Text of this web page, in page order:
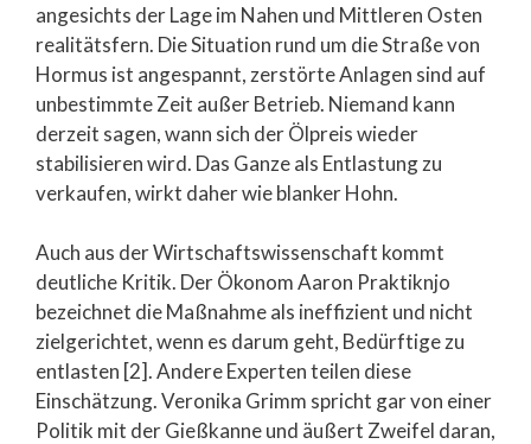
angesichts der Lage im Nahen und Mittleren Osten
realitätsfern. Die Situation rund um die Straße von
Hormus ist angespannt, zerstörte Anlagen sind auf
unbestimmte Zeit außer Betrieb. Niemand kann
derzeit sagen, wann sich der Ölpreis wieder
stabilisieren wird. Das Ganze als Entlastung zu
verkaufen, wirkt daher wie blanker Hohn.
Auch aus der Wirtschaftswissenschaft kommt
deutliche Kritik. Der Ökonom Aaron Praktiknjo
bezeichnet die Maßnahme als ineffizient und nicht
zielgerichtet, wenn es darum geht, Bedürftige zu
entlasten [2]. Andere Experten teilen diese
Einschätzung. Veronika Grimm spricht gar von einer
Politik mit der Gießkanne und äußert Zweifel daran,